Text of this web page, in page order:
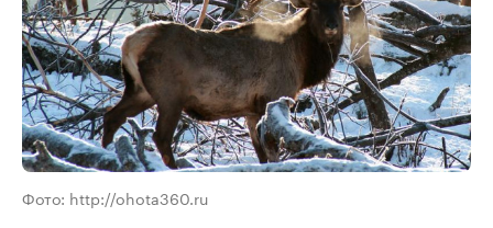
Фото: http://ohota360.ru